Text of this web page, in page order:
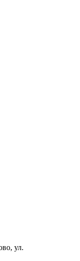
ул.